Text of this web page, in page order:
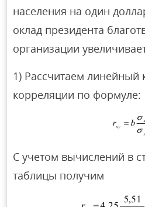
населения на один
оклад президента
организации
1) Рассчитаем линейный
корреляции по формуле:
С учетом вычислений в
таблицы получим